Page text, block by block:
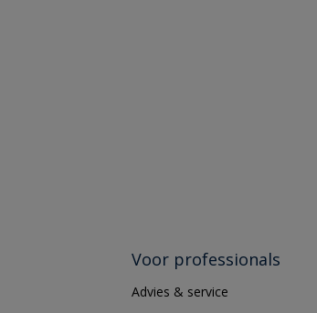
Voor professionals
Advies & service